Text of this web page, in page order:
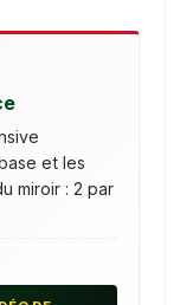
et les
miroir : 2 par